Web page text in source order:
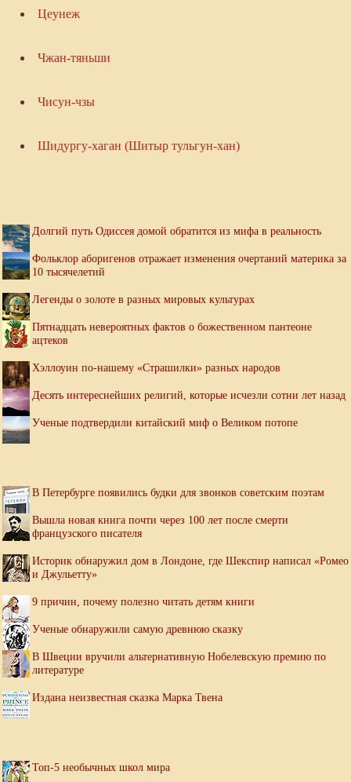
Цеунеж
Чжан-тяньши
Чисун-чзы
Шидургу-хаган (Шитыр тульгун-хан)
Долгий путь Одиссея домой обратится из мифа в реальность
Фольклор аборигенов отражает изменения очертаний материка за
10 тысячелетий
Легенды о золоте в разных мировых культурах
Пятнадцать невероятных фактов о божественном пантеоне
ацтеков
Хэллоуин по-нашему «Страшилки» разных народов
Десять интереснейших религий, которые исчезли сотни лет назад
Ученые подтвердили китайский миф о Великом потопе
В Петербурге появились будки для звонков советским поэтам
Вышла новая книга почти через 100 лет после смерти
французского писателя
Историк обнаружил дом в Лондоне, где Шекспир написал «Ромео
и Джульетту»
9 причин, почему полезно читать детям книги
Ученые обнаружили самую древнюю сказку
В Швеции вручили альтернативную Нобелевскую премию по
литературе
Издана неизвестная сказка Марка Твена
Топ-5 необычных школ мира